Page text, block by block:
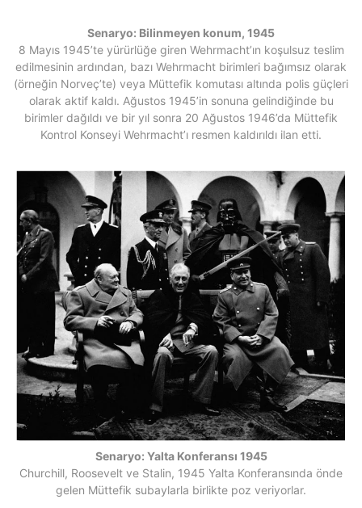
Senaryo: Bilinmeyen konum, 1945
8 Mayıs 1945’te yürürlüğe giren Wehrmacht’ın koşulsuz teslim
edilmesinin ardından, bazı Wehrmacht birimleri bağımsız olarak
(örneğin Norveç’te) veya Müttefik komutası altında polis güçleri
olarak aktif kaldı. Ağustos 1945’in sonuna gelindiğinde bu
birimler dağıldı ve bir yıl sonra 20 Ağustos 1946’da Müttefik
Kontrol Konseyi Wehrmacht’ı resmen kaldırıldı ilan etti.
Senaryo: Yalta Konferansı 1945
Churchill, Roosevelt ve Stalin, 1945 Yalta Konferansında önde
gelen Müttefik subaylarla birlikte poz veriyorlar.